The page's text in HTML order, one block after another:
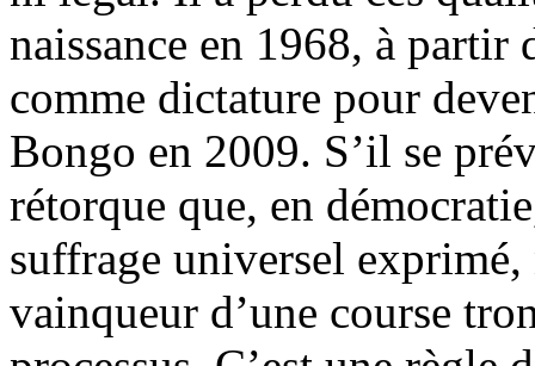
naissance en 1968, à partir
comme dictature pour
Bongo en 2009. S’il se
rétorque que, en
suffrage universel exprimé,
vainqueur d’une course